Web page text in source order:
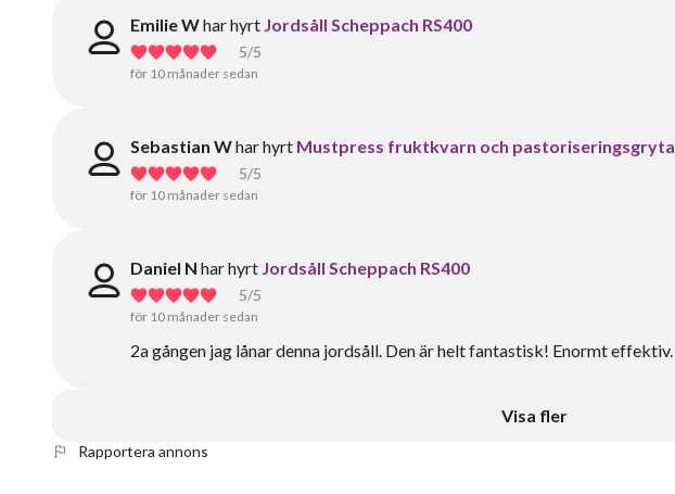
Emilie Whar hyrt Jordsåll Scheppach RS400
5/5
för 10 månader sedan
Sebastian Whar hyrt Mustpress fruktkvarn och pastoriseringsgryta
5/5
för 10 månader sedan
Daniel N har hyrt Jordsåll Scheppach RS400
5/5
för 10 månader sedan
2a gången jag lånar denna jordsåll. Den är helt fantastisk! Enormt effektiv.
Visa fler
Rapportera annons